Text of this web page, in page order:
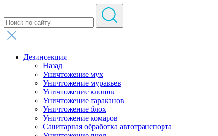
Дезинсекция
Назад
Уничтожение мух
Уничтожение муравьев
Уничтожение клопов
Уничтожение тараканов
Уничтожение блох
Уничтожение комаров
Санитарная обработка автотранспорта